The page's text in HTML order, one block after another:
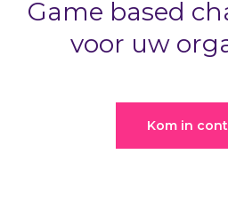
Game based
voor uw
Kom in